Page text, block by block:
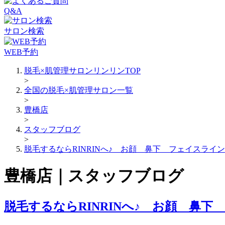
Q&A
サロン検索
WEB予約
脱毛×肌管理サロンリンリンTOP
>
全国の脱毛×肌管理サロン一覧
>
豊橋店
>
スタッフブログ
>
脱毛するならRINRINへ♪ お顔 鼻下 フェイスライン
豊橋店｜スタッフブログ
脱毛するならRINRINへ♪ お顔 鼻下